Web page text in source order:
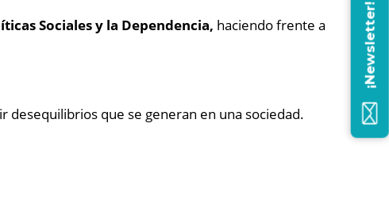
Sociales y la Dependencia, haciendo frente a
desequilibrios que se generan en una sociedad.
¡Newsletter!